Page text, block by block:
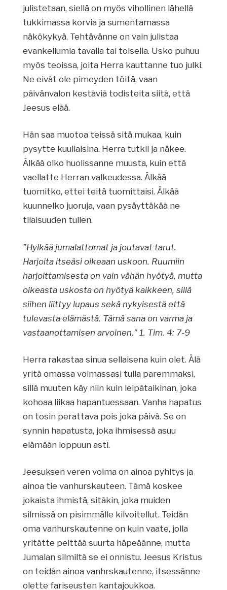
julistetaan, siellä on myös vihollinen lähellä
tukkimassa korvia ja sumentamassa
näkökykyä. Tehtävänne on vain julistaa
evankeliumia tavalla tai toisella. Usko puhuu
myös teoissa, joita Herra kauttanne tuo julki.
Ne eivät ole pimeyden töitä, vaan
päivänvalon kestäviä todisteita siitä, että
Jeesus elää.
Hän saa muotoa teissä sitä mukaa, kuin
pysytte kuuliaisina. Herra tutkii ja näkee.
Älkää olko huolissanne muusta, kuin että
vaellatte Herran valkeudessa. Älkää
tuomitko, ettei teitä tuomittaisi. Älkää
kuunnelko juoruja, vaan pysäyttäkää ne
tilaisuuden tullen.
”Hylkää jumalattomat ja joutavat tarut.
Harjoita itseäsi oikeaan uskoon. Ruumiin
harjoittamisesta on vain vähän hyötyä, mutta
oikeasta uskosta on hyötyä kaikkeen, sillä
siihen liittyy lupaus sekä nykyisestä että
tulevasta elämästä. Tämä sana on varma ja
vastaanottamisen arvoinen.” 1. Tim. 4: 7-9
Herra rakastaa sinua sellaisena kuin olet. Älä
yritä omassa voimassasi tulla paremmaksi,
sillä muuten käy niin kuin leipätaikinan, joka
kohoaa liikaa hapantuessaan. Vanha hapatus
on tosin perattava pois joka päivä. Se on
synnin hapatusta, joka ihmisessä asuu
elämään loppuun asti.
Jeesuksen veren voima on ainoa pyhitys ja
ainoa tie vanhurskauteen. Tämä koskee
jokaista ihmistä, sitäkin, joka muiden
silmissä on pisimmälle kilvoitellut. Teidän
oma vanhurskautenne on kuin vaate, jolla
yritätte peittää suurta häpeäänne, mutta
Jumalan silmiltä se ei onnistu. Jeesus Kristus
on teidän ainoa vanhrskautenne, itsessänne
olette fariseusten kantajoukkoa.